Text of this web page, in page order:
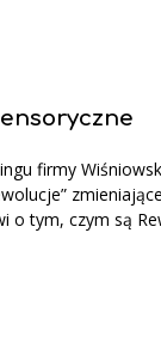
firmy
o tym, czym są